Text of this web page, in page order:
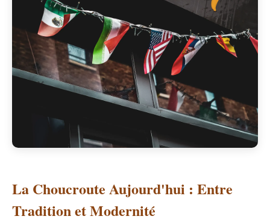
La Choucroute Aujourd'hui : Entre
Tradition et Modernité